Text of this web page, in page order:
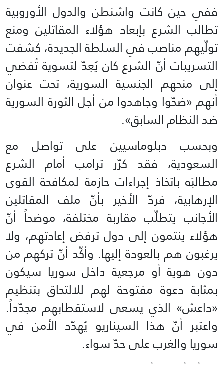
ففي حين كانت واشنطن والدول الأوروبية
تطالب الشرع بإبعاد هؤلاء المقاتلين ومنع
تولّيهم مناصب في السلطة الجديدة، كشفت
التسريبات أنّ الشرع كان يُعِدّ لتسوية تُفضي
إلى منحهم الجنسية السورية، تحت عنوان
أنهم «ضحّوا وجاهدوا من أجل الثورة السورية
ضد النظام السابق».
وبحسب دبلوماسيين على تواصل مع
السعودية، فقد كرّر ترامب أمام الشرع
مطالبَه باتخاذ إجراءات حازمة لمكافحة القوى
الإرهابية، فردّ الأخير بأنّ ملف المقاتلين
الأجانب يتطلّب مقاربة مختلفة، موضحاً أنّ
هؤلاء ينتمون إلى دول ترفض إعادتهم، ولا
يرغبون هم بالعودة إليها. وأكّد أنّ تركهم من
دون هوية أو مرجعية داخل سوريا سيكون
بمثابة دعوة مفتوحة لهم للالتحاق بتنظيم
«داعش» الذي يسعى لاستقطابهم مجدّداً.
واعتبر أنّ هذا السيناريو يُهدّد الأمن في
سوريا والغرب على حدّ سواء.